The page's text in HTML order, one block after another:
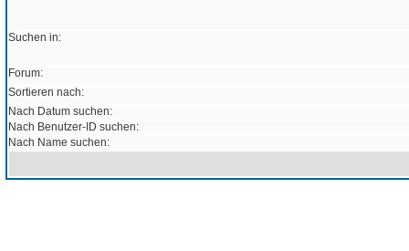
Suchen in:
Forum:
Sortieren nach:
Nach Datum suchen:
Nach Benutzer-ID suchen:
Nach Name suchen: